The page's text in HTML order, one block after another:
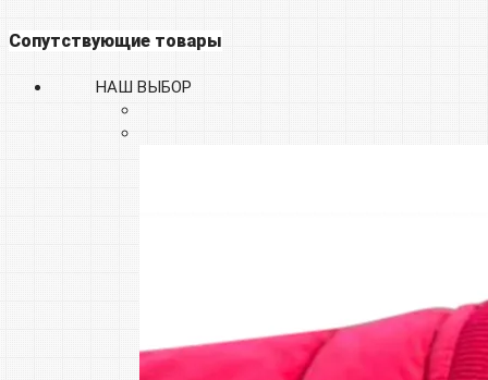
Сопутствующие товары
НАШ ВЫБОР